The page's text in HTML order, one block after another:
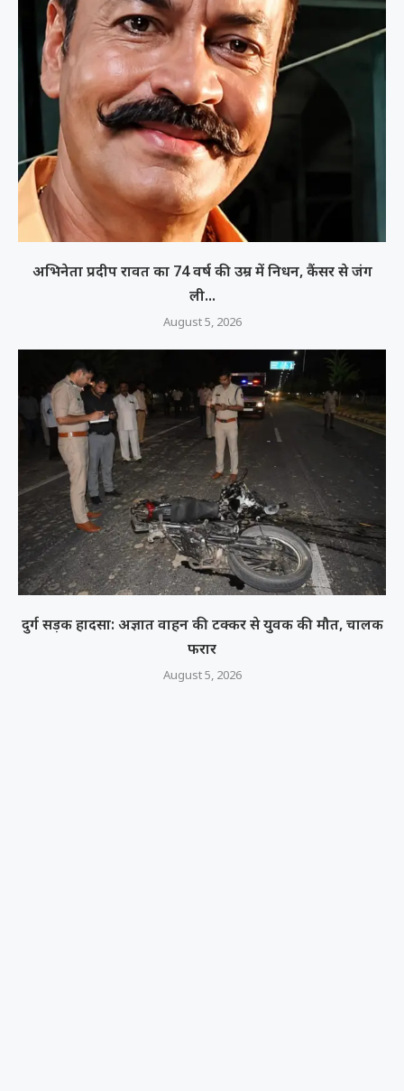
अभिनेता प्रदीप रावत का 74 वर्ष की उम्र में निधन, कैंसर से जंग
ली...
August 5, 2026
दुर्ग सड़क हादसा: अज्ञात वाहन की टक्कर से युवक की मौत, चालक
फरार
August 5, 2026